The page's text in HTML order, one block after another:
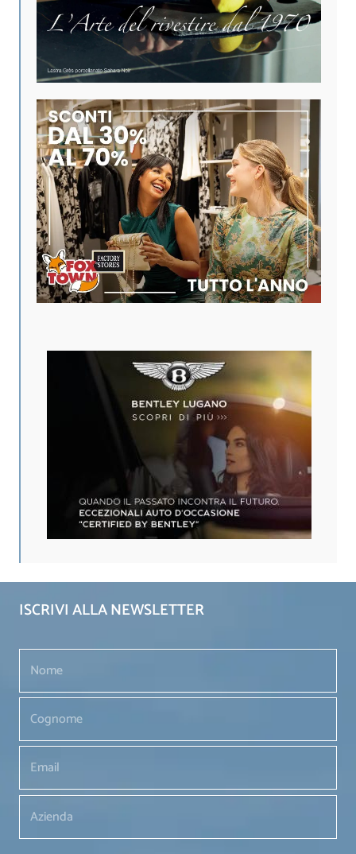
ISCRIVI ALLA NEWSLETTER